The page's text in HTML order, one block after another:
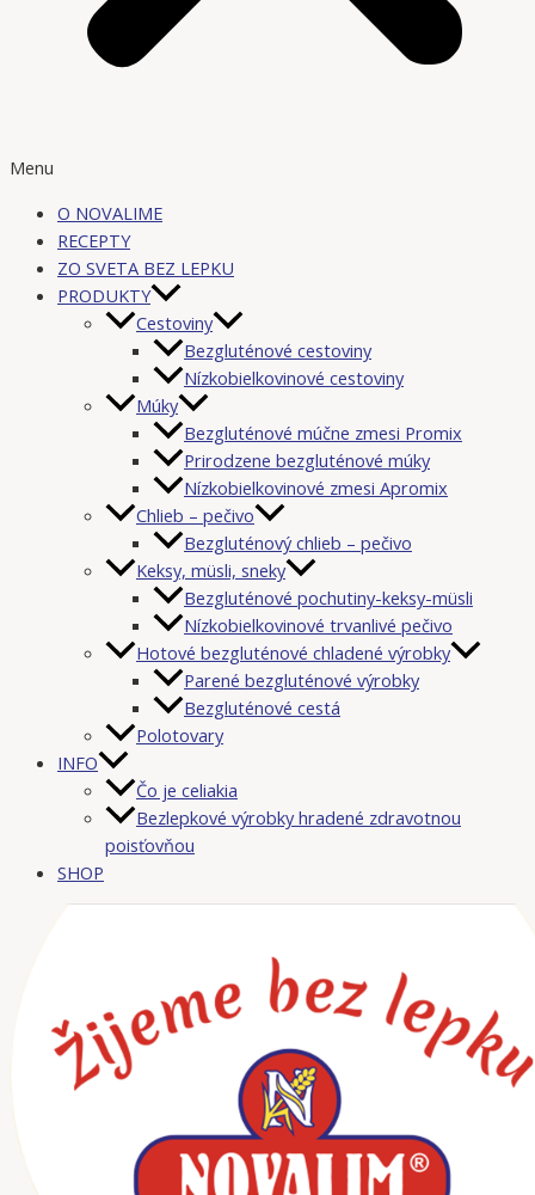
Menu
O NOVALIME
RECEPTY
ZO SVETA BEZ LEPKU
PRODUKTY
Cestoviny
Bezgluténové cestoviny
Nízkobielkovinové cestoviny
Múky
Bezgluténové múčne zmesi Promix
Prirodzene bezgluténové múky
Nízkobielkovinové zmesi Apromix
Chlieb – pečivo
Bezgluténový chlieb – pečivo
Keksy, müsli, sneky
Bezgluténové pochutiny-keksy-müsli
Nízkobielkovinové trvanlivé pečivo
Hotové bezgluténové chladené výrobky
Parené bezgluténové výrobky
Bezgluténové cestá
Polotovary
INFO
Čo je celiakia
Bezlepkové výrobky hradené zdravotnou
poisťovňou
SHOP